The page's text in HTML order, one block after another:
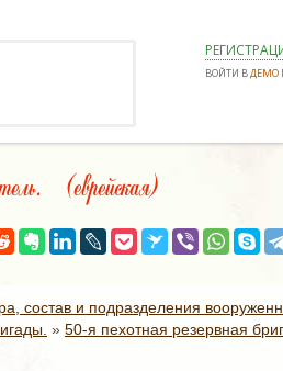
ВОЙТИ ВДЕМО
(еврейская)
состав и подразделения
» 50-я пехотная резервная